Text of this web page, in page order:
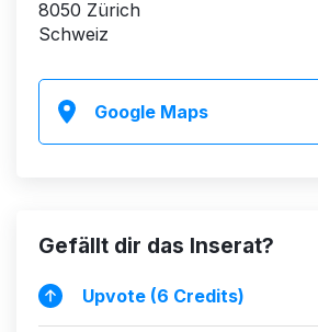
8050 Zürich
Schweiz
Google Maps
Gefällt dir das Inserat?
Upvote (6 Credits)